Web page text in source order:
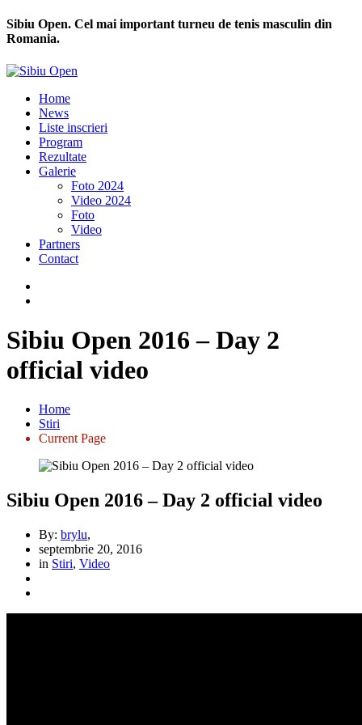
Sibiu Open. Cel mai important turneu de tenis masculin din
Romania.
Home
News
Liste inscrieri
Program
Rezultate
Galerie
Foto 2024
Video 2024
Foto
Video
Partners
Contact
Sibiu Open 2016 – Day 2
official video
Home
Stiri
Current Page
Sibiu Open 2016 – Day 2 official video
By: brylu,
septembrie 20, 2016
in Stiri, Video